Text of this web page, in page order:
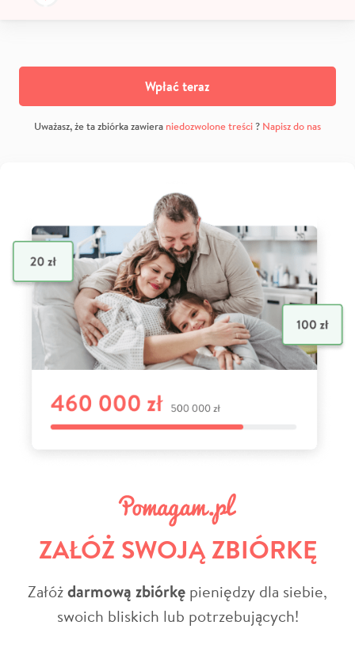
Wpłać teraz
Uważasz, że ta zbiórka zawiera niedozwolone treści? Napisz do nas
ZAŁÓŻ SWOJĄ ZBIÓRKĘ
Załóżdarmową zbiórkę pieniędzy dla siebie,
swoich bliskich lub potrzebujących!